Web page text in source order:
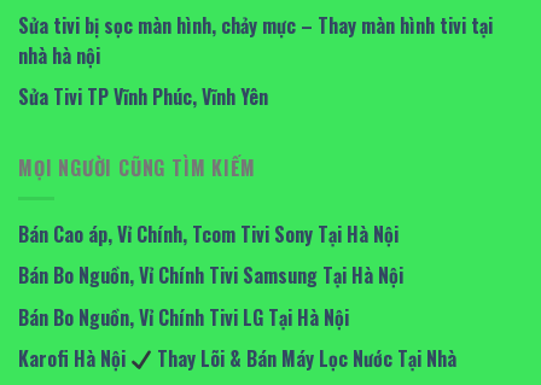
Sửa tivi bị sọc màn hình, chảy mực – Thay màn hình tivi tại
nhà hà nội
Sửa Tivi TP Vĩnh Phúc, Vĩnh Yên
MỌI NGƯỜI CŨNG TÌM KIẾM
Bán Cao áp, Vỉ Chính, Tcom Tivi Sony Tại Hà Nội
Bán Bo Nguồn, Vỉ Chính Tivi Samsung Tại Hà Nội
Bán Bo Nguồn, Vỉ Chính Tivi LG Tại Hà Nội
Karofi Hà Nội
Thay Lõi & Bán Máy Lọc Nước Tại Nhà